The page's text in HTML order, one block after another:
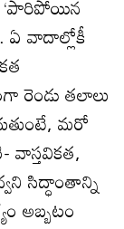
ఏ వాదాల్లోకీ
రెండు తలాలు
మరో
వాస్తవికత,
సిద్ధాంతాన్ని
అబ్బటం